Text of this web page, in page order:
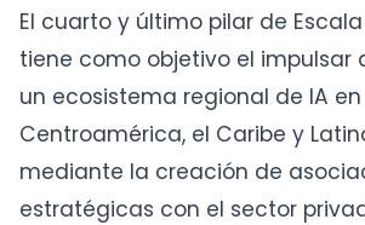
El cuarto y último pilar de
tiene como objetivo el impulsar
un ecosistema regional de IA en
Centroamérica, el Caribe y
mediante la creación de
estratégicas con el sector